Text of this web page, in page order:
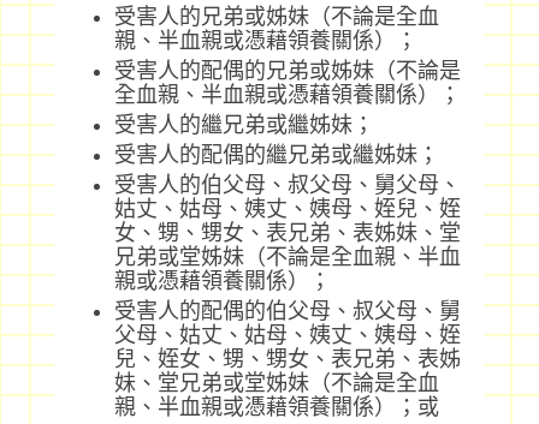
受害人的兄弟或姊妹（不論是全血
親、半血親或憑藉領養關係）；
受害人的配偶的兄弟或姊妹（不論是
全血親、半血親或憑藉領養關係）；
受害人的繼兄弟或繼姊妹；
受害人的配偶的繼兄弟或繼姊妹；
受害人的伯父母、叔父母、舅父母、
姑丈、姑母、姨丈、姨母、姪兒、姪
女、甥、甥女、表兄弟、表姊妹、堂
兄弟或堂姊妹（不論是全血親、半血
親或憑藉領養關係）；
受害人的配偶的伯父母、叔父母、舅
父母、姑丈、姑母、姨丈、姨母、姪
兒、姪女、甥、甥女、表兄弟、表姊
妹、堂兄弟或堂姊妹（不論是全血
親、半血親或憑藉領養關係）；或